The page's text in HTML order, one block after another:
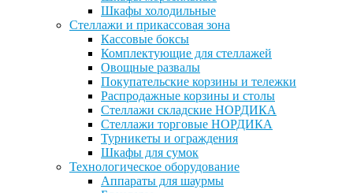
Шкафы холодильные
Стеллажи и прикассовая зона
Кассовые боксы
Комплектующие для стеллажей
Овощные развалы
Покупательские корзины и тележки
Распродажные корзины и столы
Стеллажи складские НОРДИКА
Стеллажи торговые НОРДИКА
Турникеты и ограждения
Шкафы для сумок
Технологическое оборудование
Аппараты для шаурмы